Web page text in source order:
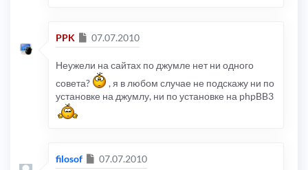
PPK Сообщение
07.07.2010
Неужели на сайтах по джумле нет ни одного
совета?
, я в любом случае не подскажу ни по
установке на джумлу, ни по установке на phpBB3
filosof Сообщение
07.07.2010